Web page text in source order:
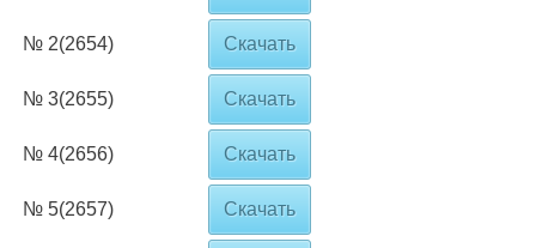
№ 2(2654) Скачать
№ 3(2655) Скачать
№ 4(2656) Скачать
№ 5(2657) Скачать